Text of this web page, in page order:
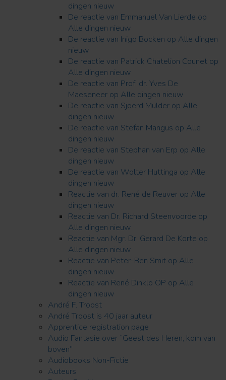
dingen nieuw
De reactie van Emmanuel Van Lierde op
Alle dingen nieuw
De reactie van Inigo Bocken op Alle dingen
nieuw
De reactie van Patrick Chatelion Counet op
Alle dingen nieuw
De reactie van Prof. dr. Yves De
Maeseneer op Alle dingen nieuw
De reactie van Sjoerd Mulder op Alle
dingen nieuw
De reactie van Stefan Mangus op Alle
dingen nieuw
De reactie van Stephan van Erp op Alle
dingen nieuw
De reactie van Wolter Huttinga op Alle
dingen nieuw
Reactie van dr. René de Reuver op Alle
dingen nieuw
Reactie van Dr. Richard Steenvoorde op
Alle dingen nieuw
Reactie van Mgr. Dr. Gerard De Korte op
Alle dingen nieuw
Reactie van Peter-Ben Smit op Alle
dingen nieuw
Reactie van René Dinklo OP op Alle
dingen nieuw
André F. Troost
André Troost is 40 jaar auteur
Apprentice registration page
Audio Fantasie over “Geest des Heren, kom van
boven”
Audiobooks Non-Fictie
Auteurs